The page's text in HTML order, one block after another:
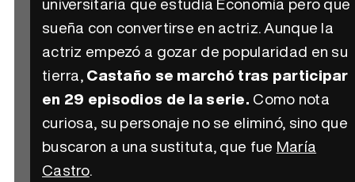
sueña con convertirse en actriz. Aunque la
actriz empezó a gozar de popularidad en su
tierra,Castaño se marchó tras participar
en 29 episodios de la serie. Como nota
curiosa, su personaje no se eliminó, sino que
buscaron a una sustituta, que fue María
Castro.